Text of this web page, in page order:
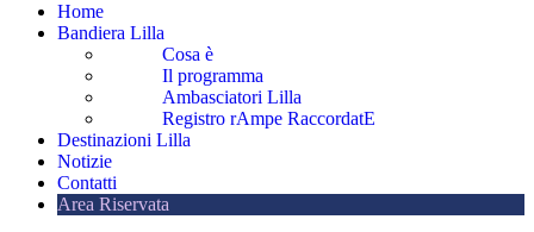
Home
Bandiera Lilla
Cosa è
Il programma
Ambasciatori Lilla
Registro rAmpe RaccordatE
Destinazioni Lilla
Notizie
Contatti
Area Riservata